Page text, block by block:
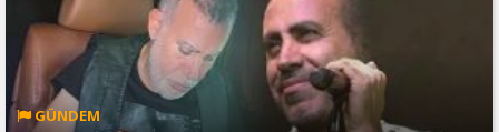
GÜNDEM